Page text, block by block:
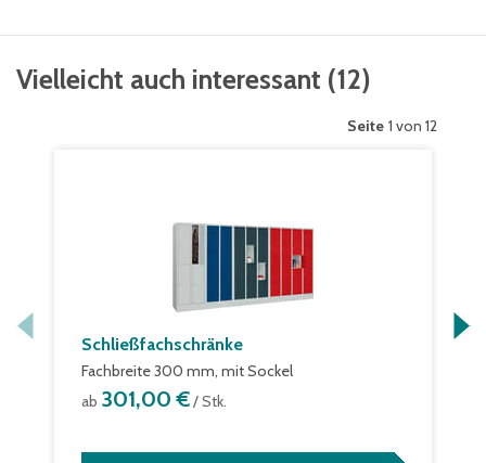
Vielleicht auch interessant (12)
Seite 1 von 12
Schließfachschränke
Fachbreite 300 mm, mit Sockel
ab 301,00 €/ Stk.